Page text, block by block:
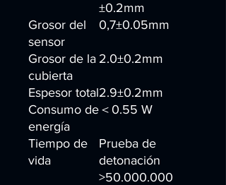
±0.2mm
Grosor del
sensor
0,7±0.05mm
Grosor de la
cubierta
2.0±0.2mm
Espesor total2.9±0.2mm
Consumo de
energía
＜0.55 W
Tiempo de
vida
Prueba de
detonación
>50.000.000